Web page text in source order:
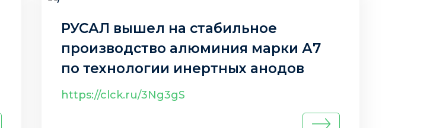
РУСАЛ вышел на стабильное
производство алюминия марки А7
по технологии инертных анодов
https://clck.ru/3Ng3gS